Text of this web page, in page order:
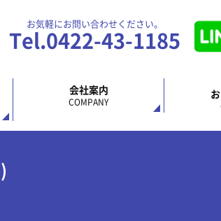
お気軽にお問い合わせください。
Tel.0422-43-1185
会社案内
COMPANY